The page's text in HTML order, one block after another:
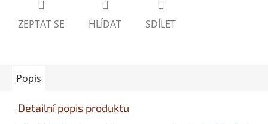
ZEPTAT SE HLÍDAT SDÍLET
Popis
Detailní popis produktu